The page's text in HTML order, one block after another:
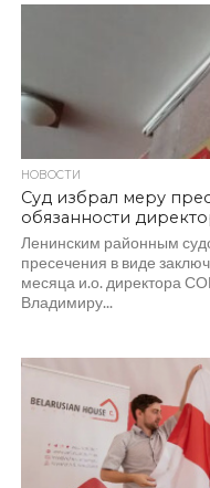
НОВОСТИ
Суд избрал меру
обязанности
Ленинским районным
пресечения в виде
месяца и.о. директора
Владимиру...